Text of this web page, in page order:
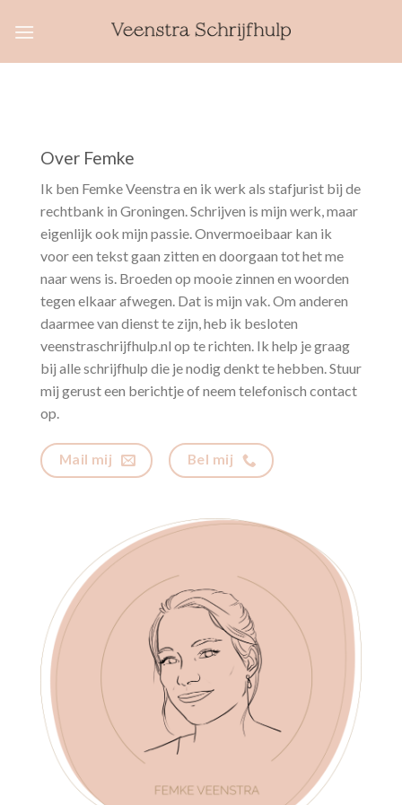
Over Femke
Ik ben Femke Veenstra en ik werk als stafjurist bij de
rechtbank in Groningen. Schrijven is mijn werk, maar
eigenlijk ook mijn passie. Onvermoeibaar kan ik
voor een tekst gaan zitten en doorgaan tot het me
naar wens is. Broeden op mooie zinnen en woorden
tegen elkaar afwegen. Dat is mijn vak. Om anderen
daarmee van dienst te zijn, heb ik besloten
veenstraschrijfhulp.nl op te richten. Ik help je graag
bij alle schrijfhulp die je nodig denkt te hebben. Stuur
mij gerust een berichtje of neem telefonisch contact
op.
Mail mij Bel mij